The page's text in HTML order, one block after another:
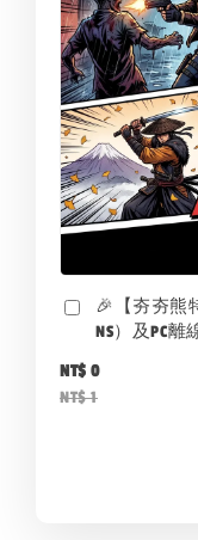
🎉【夯夯熊
NS）及PC離
NT$ 0
NT$ 1